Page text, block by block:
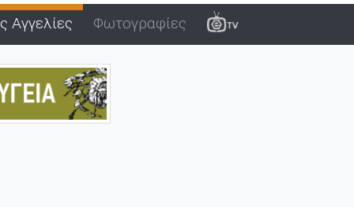
Αγγελίες Φωτογραφίες